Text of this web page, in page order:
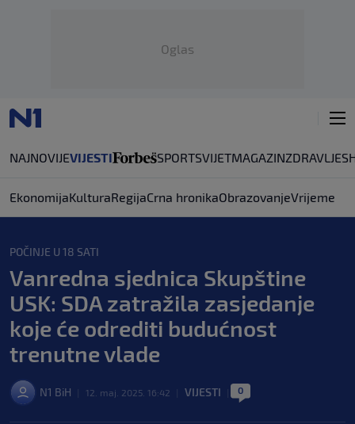
Oglas
NAJNOVIJEVIJESTI SPORTSVIJETMAGAZINZDRAVLJE
EkonomijaKulturaRegijaCrna hronikaObrazovanjeVrijeme
POČINJE U 18 SATI
Vanredna sjednica Skupštine
USK: SDA zatražila zasjedanje
koje će odrediti budućnost
trenutne vlade
N1 BiH 12. maj. 2025. 16:42 VIJESTI 0